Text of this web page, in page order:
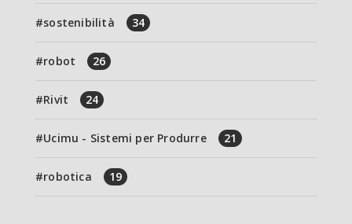
sostenibilità 34
robot 26
Rivit 24
Ucimu - Sistemi per Produrre 21
robotica 19